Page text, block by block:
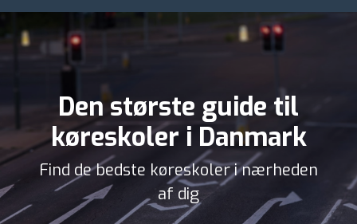
Den største guide til
køreskoler i Danmark
Find de bedste køreskoler i nærheden
af dig